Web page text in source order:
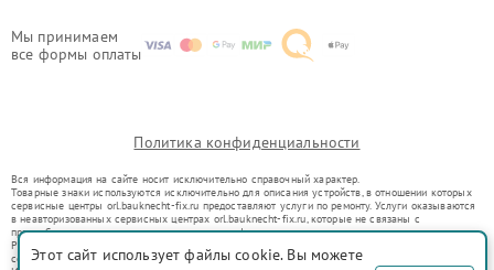
Мы принимаем
все формы оплаты
Политика конфиденциальности
Вся информация на сайте носит исключительно справочный характер.
Товарные знаки используются исключительно для описания устройств, в отношении которых
сервисные центры orl.bauknecht-fix.ru предоставляют услуги по ремонту. Услуги оказываются
в неавторизованных сервисных центрах orl.bauknecht-fix.ru, которые не связаны с
правообладателями товарных знаков или их официальными представителями.
Ремонт осуществляется для устройств, уже введенных в гражданский оборот в соответствии
со статьей 1487 ГК РФ.
Этот сайт использует файлы cookie. Вы можете